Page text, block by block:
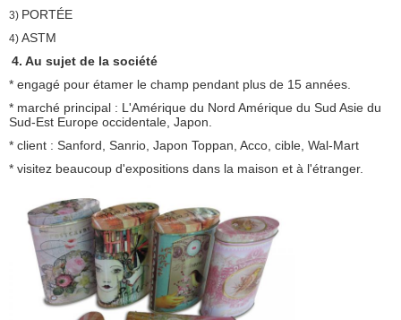
3) PORTÉE
4) ASTM
4. Au sujet de la société
* engagé pour étamer le champ pendant plus de 15 années.
* marché principal : L'Amérique du Nord Amérique du Sud Asie du
Sud-Est Europe occidentale, Japon.
* client : Sanford, Sanrio, Japon Toppan, Acco, cible, Wal-Mart
* visitez beaucoup d'expositions dans la maison et à l'étranger.